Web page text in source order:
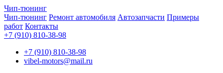
Чип-тюнинг
Чип-тюнинг Ремонт автомобиля Автозапчасти Примеры
работ Контакты
+7 (910) 810-38-98
+7 (910) 810-38-98
vibel-motors@mail.ru